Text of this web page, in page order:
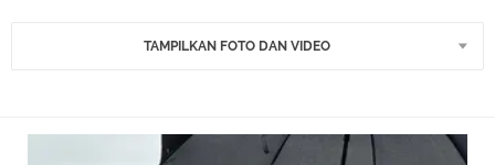
TAMPILKAN FOTO DAN VIDEO